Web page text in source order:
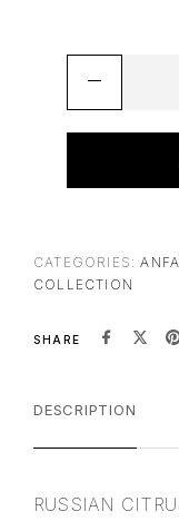
CATEGORIES:
COLLECTION
SHARE
DESCRIPTION